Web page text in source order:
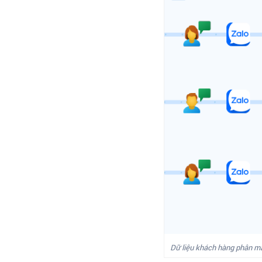
Dữ liệu khách hàng phân